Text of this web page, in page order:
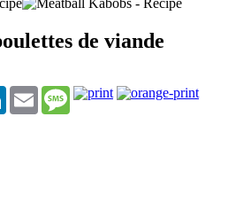
de viande
LinkedInEmail Message